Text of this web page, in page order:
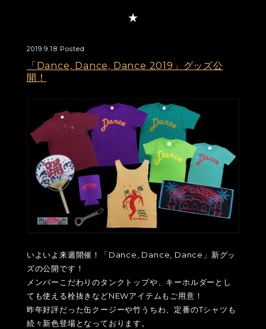
2019.9.18 Posted
「Dance, Dance, Dance 2019」グッズ公
開！
いよいよ来週開催！「Dance, Dance, Dance」新グッ
ズの公開です！
メンバーこだわりのタンクトップや、キーホルダーとし
ても使える栓抜きなどNEWアイテムもご用意！
昨年好評だった缶クージーや竹うちわ、定番のTシャツも
続々新色登場となっております。